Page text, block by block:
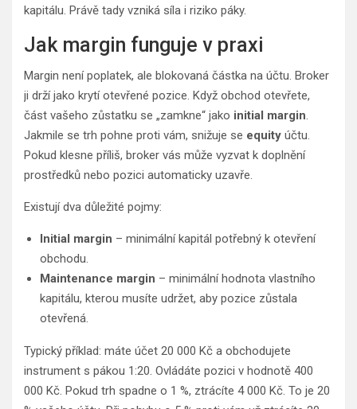
kapitálu. Právě tady vzniká síla i riziko páky.
Jak margin funguje v praxi
Margin není poplatek, ale blokovaná částka na účtu. Broker
ji drží jako krytí otevřené pozice. Když obchod otevřete,
část vašeho zůstatku se „zamkne“ jako initial margin.
Jakmile se trh pohne proti vám, snižuje se equity účtu.
Pokud klesne příliš, broker vás může vyzvat k doplnění
prostředků nebo pozici automaticky uzavře.
Existují dva důležité pojmy:
Initial margin – minimální kapitál potřebný k otevření
obchodu.
Maintenance margin – minimální hodnota vlastního
kapitálu, kterou musíte udržet, aby pozice zůstala
otevřená.
Typický příklad: máte účet 20 000 Kč a obchodujete
instrument s pákou 1:20. Ovládáte pozici v hodnotě 400
000 Kč. Pokud trh spadne o 1 %, ztrácíte 4 000 Kč. To je 20